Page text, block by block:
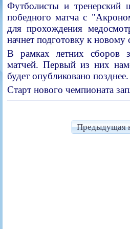
Футболисты и
победного матча с
для прохождения
начнет подготовку к новому
В рамках летних сборов
матчей. Первый из них
будет опубликовано позднее.
Старт нового чемпионата
Предыдущая